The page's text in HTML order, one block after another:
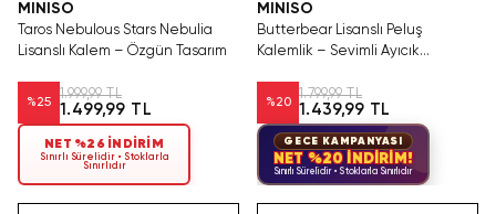
MINISO
Taros Nebulous Stars Nebulia
Lisanslı Kalem – Özgün Tasarım
%25
1.999,99 TL
1.499,99 TL
NET %26 İNDİRİM
Sınırlı Sürelidir • Stoklarla
Sınırlıdır
MINISO
Butterbear Lisanslı Peluş
Kalemlik – Sevimli Ayıcık
%20
1.799,99 TL
1.439,99 TL
GECE KAMPANYASI
NET %20 İNDİRİM!
Sınırlı Sürelidir • Stoklarla Sınırlıdır